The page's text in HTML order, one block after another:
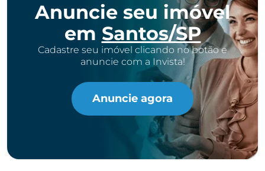
Anuncie seu imóvel
em Santos/SP
Cadastre seu imóvel clicando no botão e
anuncie com a Invista!
Anuncie agora